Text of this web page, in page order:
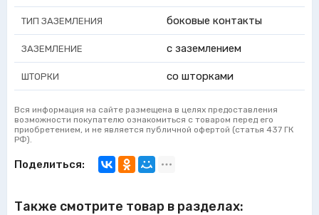
ТИП ЗАЗЕМЛЕНИЯ боковые контакты
ЗАЗЕМЛЕНИЕ с заземлением
ШТОРКИ со шторками
Вся информация на сайте размещена в целях предоставления
возможности покупателю ознакомиться с товаром перед его
приобретением, и не является публичной офертой (статья 437 ГК
РФ).
Поделиться:
Также смотрите товар в разделах: